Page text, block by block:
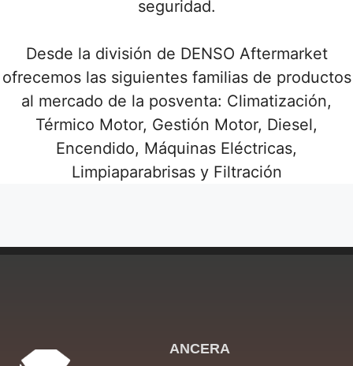
seguridad.
Desde la división de DENSO Aftermarket
ofrecemos las siguientes familias de productos
al mercado de la posventa: Climatización,
Térmico Motor, Gestión Motor, Diesel,
Encendido, Máquinas Eléctricas,
Limpiaparabrisas y Filtración
ANCERA